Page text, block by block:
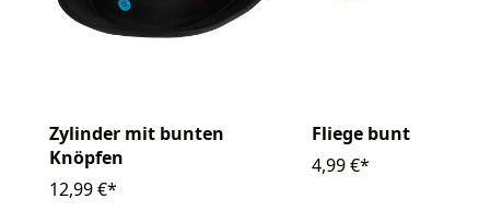
Zylinder mit bunten
Knöpfen
12,99 €*
Fliege bunt
4,99 €*